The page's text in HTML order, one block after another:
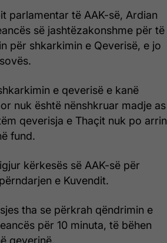
parlamentar të AAK-së, Ardian
së jashtëzakonshme për të
për shkarkimin e Qeverisë, e jo
e qeverisë e kanë
nuk është nënshkruar madje as
qeverisja e Thaçit nuk po arrin
fund.
kërkesës së AAK-së për
e Kuvendit.
tha se përkrah qëndrimin e
për 10 minuta, të bëhen
qeverinë.